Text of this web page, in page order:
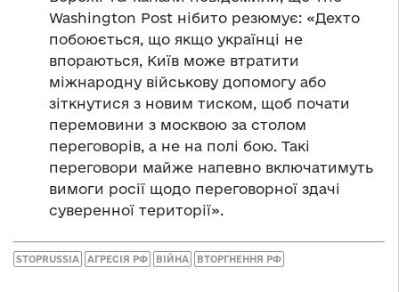
Washington Post нібито резюмує: «Дехто
побоюється, що якщо українці не
впораються, Київ може втратити
міжнародну військову допомогу або
зіткнутися з новим тиском, щоб почати
перемовини з москвою за столом
переговорів, а не на полі бою. Такі
переговори майже напевно включатимуть
вимоги росії щодо переговорної здачі
суверенної території».
STOPRUSSIA АГРЕСІЯ РФ ВІЙНА ВТОРГНЕННЯ РФ